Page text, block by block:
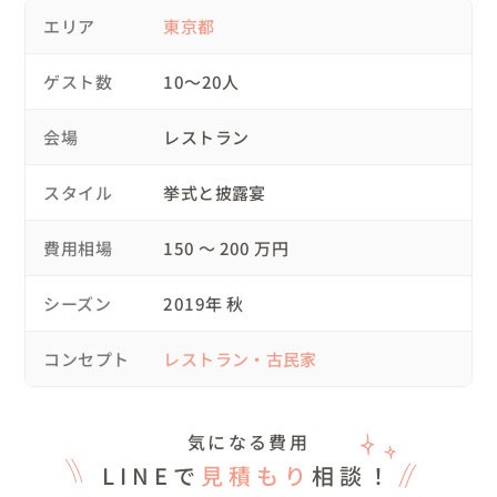
食を大事にされ、その食を囲んでの場もとても大切になさ
ました。
ご紹介します！
◎結婚式でかなえたいこと
は親元を離れての生活も長くなっていました。だからこそ
ついでに先に行ったフランスへのハネムーンの報告会も兼
い出の場所でもあるので、ご新婦側の報告にもなるし！ ご
ってしまったそう＾＾ それならば！  そんな美味しかった
ホットショコラをフランス現地と同じ作り方で再現してウ
エリア 東京都
ゲスト数 10〜20人
会場 レストラン
スタイル 挙式と披露宴
費用相場 150 〜 200 万円
シーズン 2019年 秋
コンセプト レストラン・古民家
気になる費用
LINEで 見積もり 相談！